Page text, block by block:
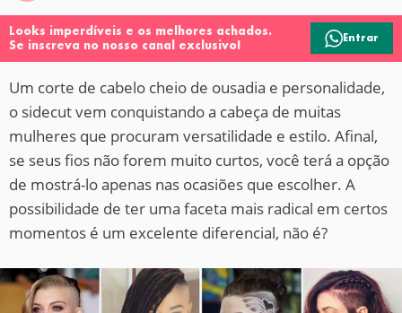
Looks imperdíveis e os melhores achados.
Se inscreva no nosso canal exclusivo!
Entrar
Um corte de cabelo cheio de ousadia e personalidade,
o sidecut vem conquistando a cabeça de muitas
mulheres que procuram versatilidade e estilo. Afinal,
se seus fios não forem muito curtos, você terá a opção
de mostrá-lo apenas nas ocasiões que escolher. A
possibilidade de ter uma faceta mais radical em certos
momentos é um excelente diferencial, não é?